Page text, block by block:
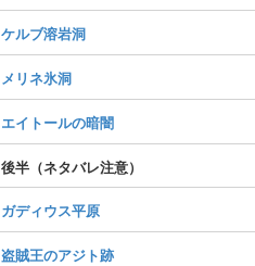
ケルブ溶岩洞
メリネ氷洞
エイトールの暗闇
後半（ネタバレ注意）
ガディウス平原
盗賊王のアジト跡